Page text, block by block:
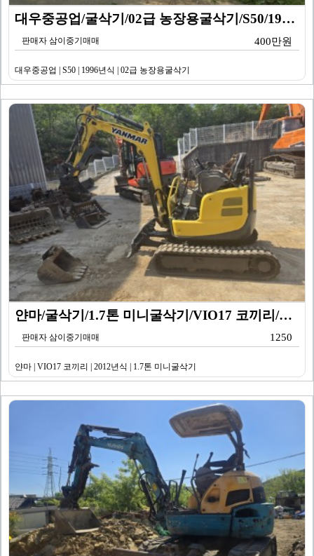
대우중공업/굴삭기/02급 농장용굴삭기/S50/1996년…
판매자 삼이중기매매 400만원
대우중공업 | S50 | 1996년식 | 02급 농장용굴삭기
얀마/굴삭기/1.7톤 미니굴삭기/VIO17 코끼리/20…
판매자 삼이중기매매 1250
얀마 | VIO17 코끼리 | 2012년식 | 1.7톤 미니굴삭기